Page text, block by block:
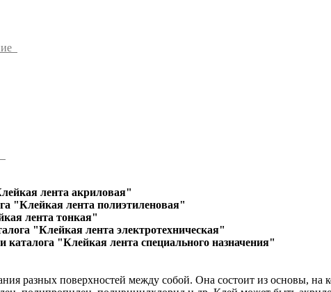
лента акриловая"
"Клейкая лента полиэтиленовая"
лента тонкая"
"Клейкая лента электротехническая"
каталога "Клейкая лента специального назначения"
разных поверхностей между собой. Она состоит из основы,